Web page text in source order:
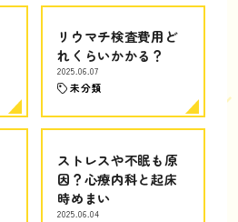
リウマチ検査費用ど
れくらいかかる？
2025.06.07
未分類
ストレスや不眠も原
因？心療内科と起床
時めまい
2025.06.04